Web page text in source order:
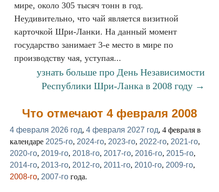
мире, около 305 тысяч тонн в год.
Неудивительно, что чай является визитной
карточкой Шри-Ланки. На данный момент
государство занимает 3-е место в мире по
производству чая, уступая...
узнать больше про День Независимости
Республики Шри-Ланка в 2008 году →
Что отмечают 4 февраля 2008
4 февраля 2026 год, 4 февраля 2027 год, 4 февраля в
календаре 2025-го, 2024-го, 2023-го, 2022-го, 2021-го,
2020-го, 2019-го, 2018-го, 2017-го, 2016-го, 2015-го,
2014-го, 2013-го, 2012-го, 2011-го, 2010-го, 2009-го,
2008-го, 2007-го года.